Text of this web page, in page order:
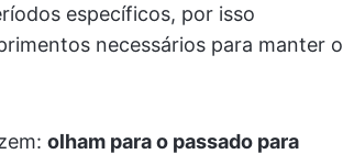
específicos, por isso
necessários para manter o
olham para o passado para